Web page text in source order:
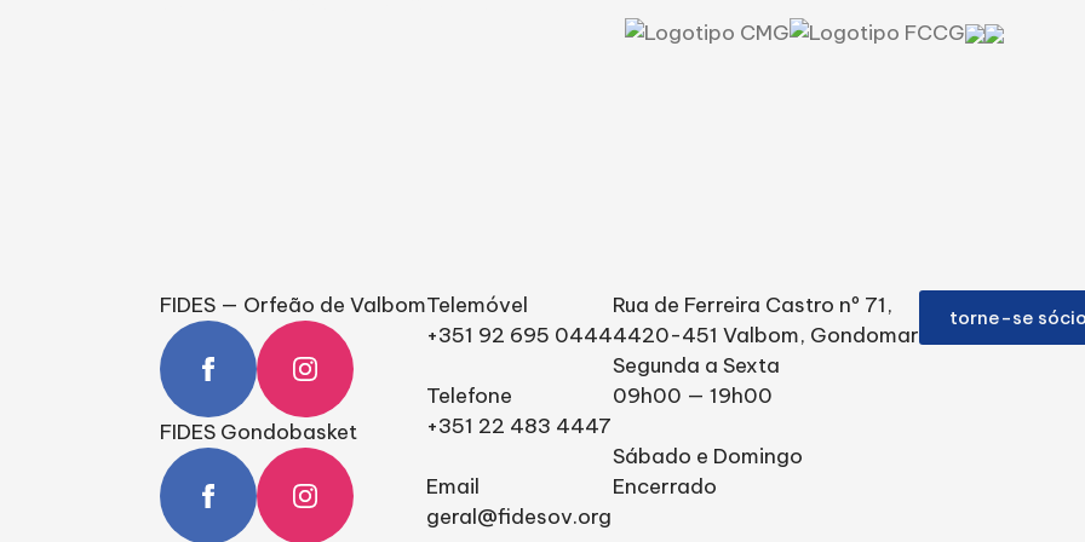
FIDES — Orfeão de Valbom
FIDES Gondobasket
Telemóvel
+351 92 695 0444
Telefone
+351 22 483 4447
Email
geral@fidesov.org
Rua de Ferreira Castro nº 71,
4420-451 Valbom, Gondomar
Segunda a Sexta
09h00 — 19h00
Sábado e Domingo
Encerrado
torne-se